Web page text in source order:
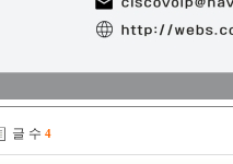
글 수 4